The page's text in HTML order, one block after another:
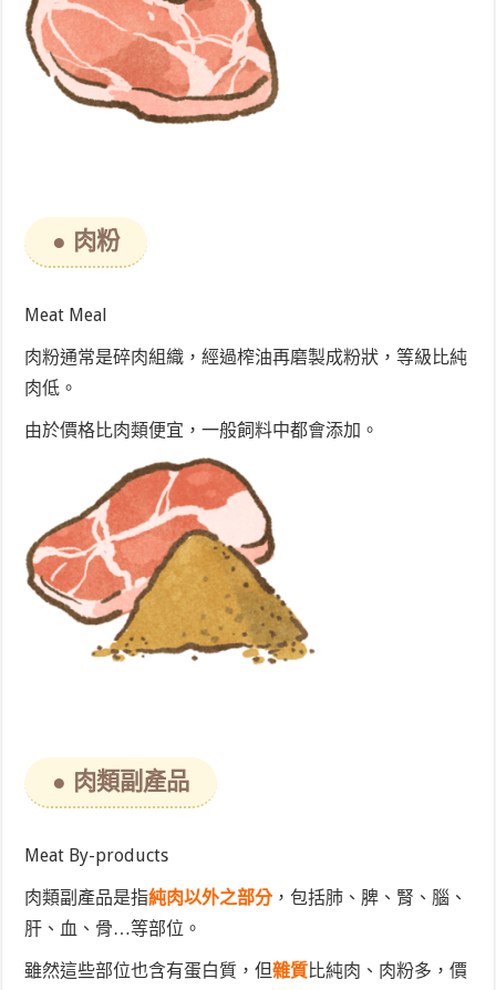
● 肉粉
Meat Meal
肉粉通常是碎肉組織，經過榨油再磨製成粉狀，等級比純
肉低。
由於價格比肉類便宜，一般飼料中都會添加。
● 肉類副產品
Meat By-products
肉類副產品是指純肉以外之部分，包括肺、脾、腎、腦、
肝、血、骨…等部位。
雖然這些部位也含有蛋白質，但雜質比純肉、肉粉多，價